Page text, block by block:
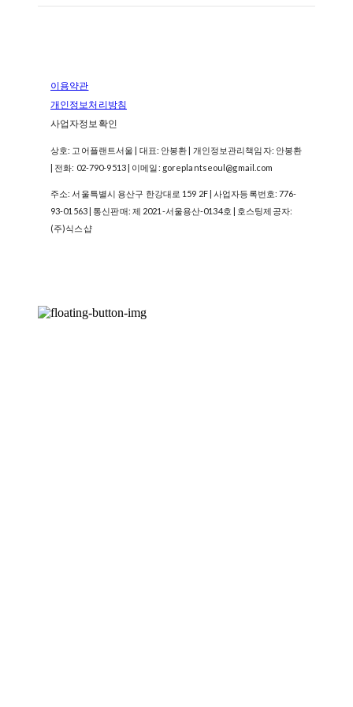
이용약관
개인정보처리방침
사업자정보확인
상호: 고어플랜트서울 | 대표: 안봉환 | 개인정보관리책임자: 안봉환
| 전화: 02-790-9513 | 이메일: goreplantseoul@gmail.com
주소: 서울특별시 용산구 한강대로 159 2F | 사업자등록번호:776-
93-01563| 통신판매: 제 2021-서울용산-0134호 | 호스팅제공자:
(주)식스샵